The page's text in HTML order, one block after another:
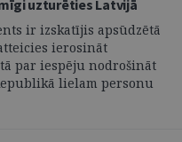
uzturēties Latvijā
ir izskatījis apsūdzētā
ierosināt
par iespēju nodrošināt
lielam personu